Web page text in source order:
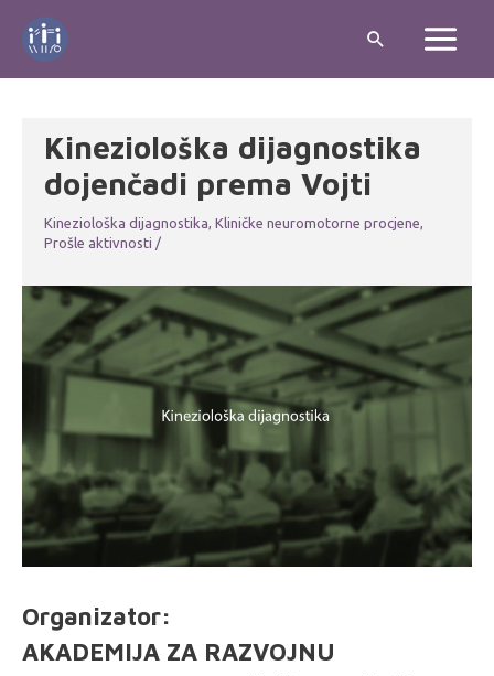
Search
Main
Kineziološka dijagnostika
dojenčadi prema Vojti
Kineziološka dijagnostika, Kliničke neuromotorne procjene,
Prošle aktivnosti /
Organizator:
AKADEMIJA ZA RAZVOJNU